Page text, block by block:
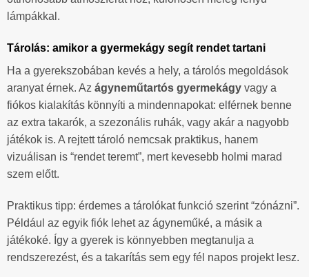
lámpákkal.
Tárolás: amikor a gyermekágy segít rendet tartani
Ha a gyerekszobában kevés a hely, a tárolós megoldások
aranyat érnek. Az ágyneműtartós gyermekágy vagy a
fiókos kialakítás könnyíti a mindennapokat: elférnek benne
az extra takarók, a szezonális ruhák, vagy akár a nagyobb
játékok is. A rejtett tároló nemcsak praktikus, hanem
vizuálisan is “rendet teremt”, mert kevesebb holmi marad
szem előtt.
Praktikus tipp: érdemes a tárolókat funkció szerint “zónázni”.
Például az egyik fiók lehet az ágyneműké, a másik a
játékoké. Így a gyerek is könnyebben megtanulja a
rendszerezést, és a takarítás sem egy fél napos projekt lesz.